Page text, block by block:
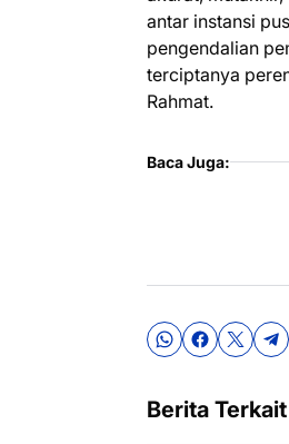
antar instansi
pengendalian
terciptanya
Rahmat.
Baca Juga:
Berita Terkait